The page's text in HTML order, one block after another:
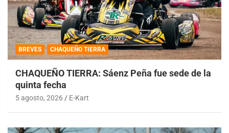
BREVES CHAQUEÑO TIERRA
CHAQUEÑO TIERRA: Sáenz Peña fue sede de la
quinta fecha
5 agosto, 2026 E-Kart